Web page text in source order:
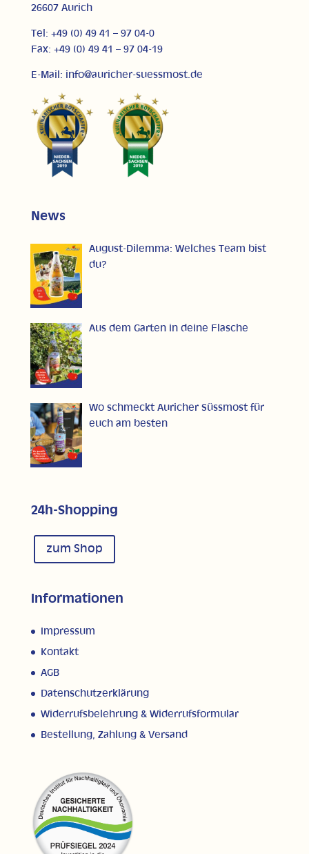
26607 Aurich
Tel: +49 (0) 49 41 – 97 04-0
Fax: +49 (0) 49 41 – 97 04-19
E-Mail: info@auricher-suessmost.de
News
August-Dilemma: Welches Team bist
du?
Aus dem Garten in deine Flasche
Wo schmeckt Auricher Süssmost für
euch am besten
24h-Shopping
zum Shop
Informationen
Impressum
Kontakt
AGB
Datenschutzerklärung
Widerrufsbelehrung & Widerrufsformular
Bestellung, Zahlung & Versand